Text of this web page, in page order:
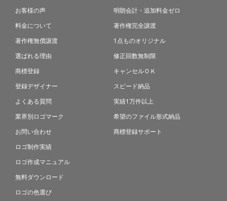
お客様の声
料金について
著作権無償譲渡
選ばれる理由
商標登録
登録デザイナー
よくある質問
業界別ロゴマーク
お問い合わせ
ロゴ制作実績
ロゴ作成マニュアル
無料ダウンロード
ロゴの色選び
明朗会計・追加料金ゼロ
著作権完全譲渡
1点ものオリジナル
修正回数無制限
キャンセルＯＫ
スピード納品
実績1万件以上
希望のファイル形式納品
商標登録サポート